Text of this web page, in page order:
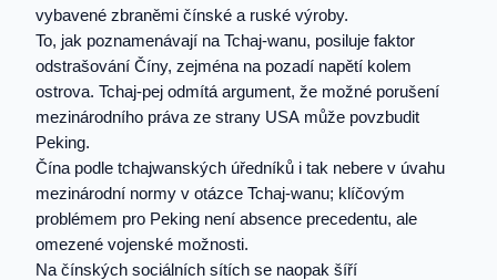
vybavené zbraněmi čínské a ruské výroby.
To, jak poznamenávají na Tchaj-wanu, posiluje faktor
odstrašování Číny, zejména na pozadí napětí kolem
ostrova. Tchaj-pej odmítá argument, že možné porušení
mezinárodního práva ze strany USA může povzbudit
Peking.
Čína podle tchajwanských úředníků i tak nebere v úvahu
mezinárodní normy v otázce Tchaj-wanu; klíčovým
problémem pro Peking není absence precedentu, ale
omezené vojenské možnosti.
Na čínských sociálních sítích se naopak šíří